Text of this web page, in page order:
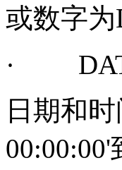
或数字为
·
日期和
00:00:00'